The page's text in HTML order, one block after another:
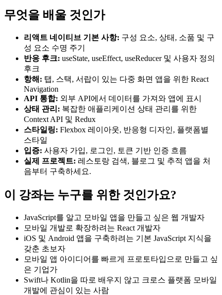
무엇을 배울 것인가
리액트 네이티브 기본 사항: 구성 요소, 상태, 소품 및 구
성 요소 수명 주기
반응 후크: useState, useEffect, useReducer 및 사용자 정의
후크
항해: 탭, 스택, 서랍이 있는 다중 화면 앱을 위한 React
Navigation
API 통합: 외부 API에서 데이터를 가져와 앱에 표시
상태 관리: 복잡한 애플리케이션 상태 관리를 위한
Context API 및 Redux
스타일링: Flexbox 레이아웃, 반응형 디자인, 플랫폼별
스타일
입증: 사용자 가입, 로그인, 토큰 기반 인증 흐름
실제 프로젝트: 레스토랑 검색, 블로그 및 추적 앱을 처
음부터 구축하세요.
이 강좌는 누구를 위한 것인가요?
JavaScript를 알고 모바일 앱을 만들고 싶은 웹 개발자
모바일 개발로 확장하려는 React 개발자
iOS 및 Android 앱을 구축하려는 기본 JavaScript 지식을
갖춘 초보자
모바일 앱 아이디어를 빠르게 프로토타입으로 만들고 싶
은 기업가
Swift나 Kotlin을 따로 배우지 않고 크로스 플랫폼 모바일
개발에 관심이 있는 사람